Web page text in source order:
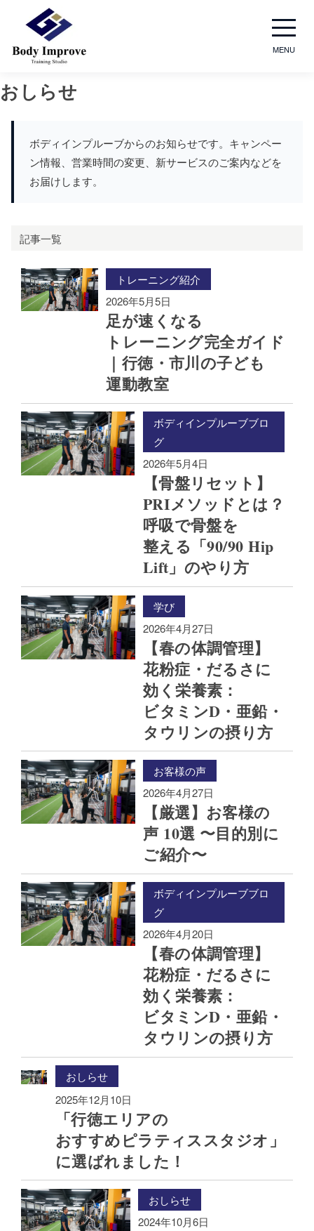
MENU
おしらせ
ボディインプルーブからのお知らせです。キャンペー
ン情報、営業時間の変更、新サービスのご案内などを
お届けします。
記事一覧
トレーニング紹介
2026年5月5日
足が​速くなる​
トレーニング完全ガイド
｜行徳・市川の​子ども​
運動教室
ボディインプルーブブロ
グ
2026年5月4日
【骨盤リセット】
PRIメソッドとは？​
呼吸で​骨盤を​
整える​「90/90 Hip
Lift」の​やり方
学び
2026年4月27日
【春の​体調管理】
花粉症・だるさに​
効く​栄養素：
ビタミンD・亜鉛・
タウリンの​摂り方
お客様の声
2026年4月27日
【厳選】お客様の​
声 10選 〜目的別に​
ご紹介〜
ボディインプルーブブロ
グ
2026年4月20日
【春の​体調管理】
花粉症・だるさに​
効く​栄養素：
ビタミンD・亜鉛・
タウリンの​摂り方
おしらせ
2025年12月10日
「行徳エリアの​
おすすめピラティススタジオ」
に​選ばれました！
おしらせ
2024年10月6日